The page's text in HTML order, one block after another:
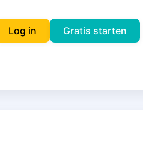
Log in Gratis starten